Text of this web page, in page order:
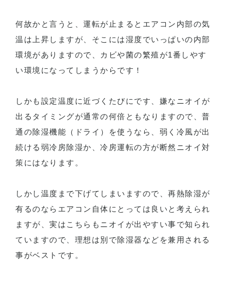
何故かと言うと、運転が止まるとエアコン内部の気
温は上昇しますが、そこには湿度でいっぱいの内部
環境がありますので、カビや菌の繁殖が1番しやす
い環境になってしまうからです！
しかも設定温度に近づくたびにです、嫌なニオイが
出るタイミングが通常の何倍ともなりますので、普
通の除湿機能（ドライ）を使うなら、弱く冷風が出
続ける弱冷房除湿か、冷房運転の方が断然ニオイ対
策にはなります。
しかし温度まで下げてしまいますので、再熱除湿が
有るのならエアコン自体にとっては良いと考えられ
ますが、実はこちらもニオイが出やすい事で知られ
ていますので、理想は別で除湿器などを兼用される
事がベストです。